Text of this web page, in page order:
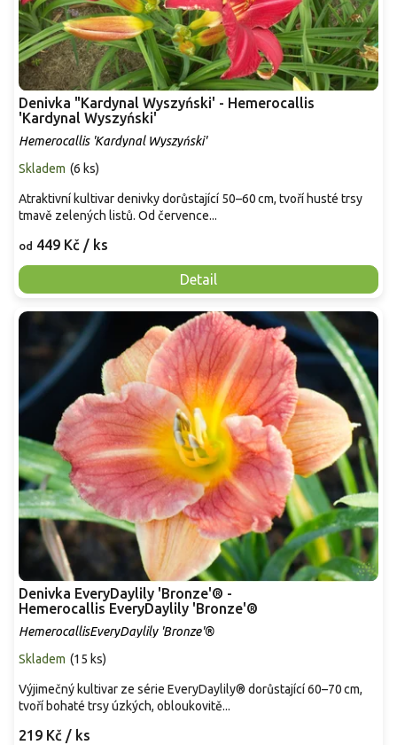
Denivka "Kardynal Wyszyński' - Hemerocallis
'Kardynal Wyszyński'
Hemerocallis 'Kardynal Wyszyński'
Skladem (6 ks)
od 449 Kč / ks
Detail
Atraktivní kultivar denivky dorůstající 50–60 cm, tvoří husté trsy
tmavě zelených listů. Od července...
Denivka EveryDaylily 'Bronze'® -
Hemerocallis EveryDaylily 'Bronze'®
HemerocallisEveryDaylily 'Bronze'®
Skladem (15 ks)
219 Kč / ks
Výjimečný kultivar ze série EveryDaylily® dorůstající 60–70 cm,
tvoří bohaté trsy úzkých, obloukovitě...